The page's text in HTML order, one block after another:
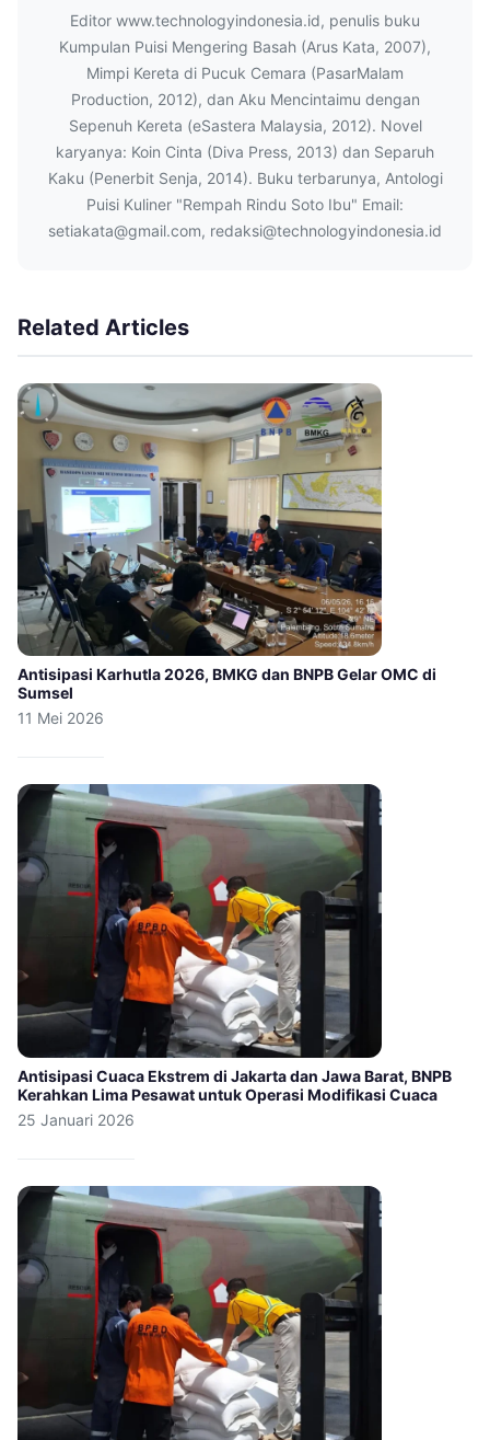
Editor www.technologyindonesia.id, penulis buku
Kumpulan Puisi Mengering Basah (Arus Kata, 2007),
Mimpi Kereta di Pucuk Cemara (PasarMalam
Production, 2012), dan Aku Mencintaimu dengan
Sepenuh Kereta (eSastera Malaysia, 2012). Novel
karyanya: Koin Cinta (Diva Press, 2013) dan Separuh
Kaku (Penerbit Senja, 2014). Buku terbarunya, Antologi
Puisi Kuliner "Rempah Rindu Soto Ibu" Email:
setiakata@gmail.com, redaksi@technologyindonesia.id
Related Articles
Antisipasi Karhutla 2026, BMKG dan BNPB Gelar OMC di
Sumsel
11 Mei 2026
Antisipasi Cuaca Ekstrem di Jakarta dan Jawa Barat, BNPB
Kerahkan Lima Pesawat untuk Operasi Modifikasi Cuaca
25 Januari 2026